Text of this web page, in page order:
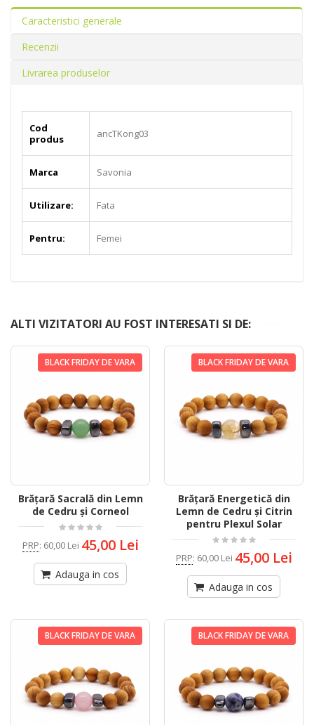
Caracteristici generale
Recenzii
Livrarea produselor
Cod
produs
ancTKong03
Marca Savonia
Utilizare: Fata
Pentru: Femei
ALTI VIZITATORI AU FOST INTERESATI SI DE:
BLACK FRIDAY DE VARA
Brățară Sacrală din Lemn
de Cedru și Corneol
PRP: 60,00 Lei 45,00 Lei
Adauga in cos
BLACK FRIDAY DE VARA
Brățară Energetică din
Lemn de Cedru și Citrin
pentru Plexul Solar
PRP: 60,00 Lei 45,00 Lei
Adauga in cos
BLACK FRIDAY DE VARA BLACK FRIDAY DE VARA